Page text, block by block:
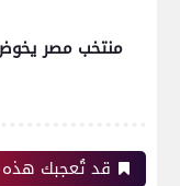
منتخب مصر يخوض
قد تُعجبك هذه